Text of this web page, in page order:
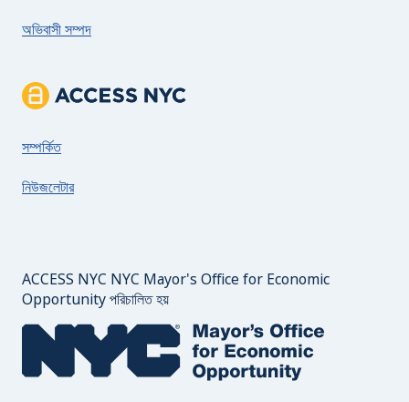
অভিবাসী সম্পদ
ACCESS NYC সম্পর্কে
সম্পর্কিত
নিউজলেটার
ACCESS NYC NYC Mayor's Office for Economic
Opportunity পরিচালিত হয়